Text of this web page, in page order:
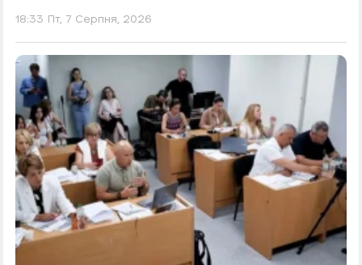
18:33 Пт, 7 Серпня, 2026